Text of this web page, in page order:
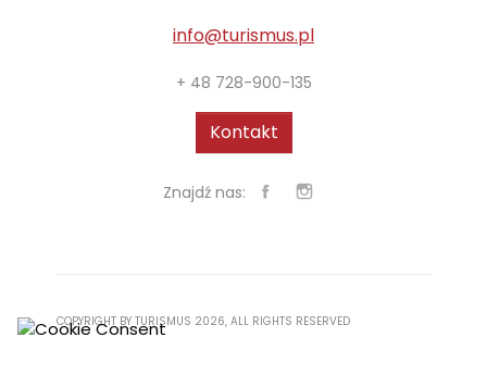
info@turismus.pl
+ 48 728-900-135
Kontakt
Znajdź nas:
COPYRIGHT BY TURISMUS 2026, ALL RIGHTS RESERVED